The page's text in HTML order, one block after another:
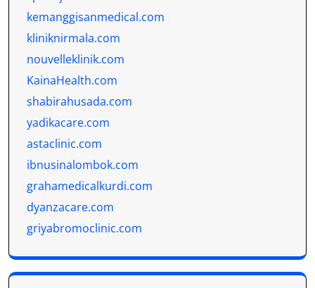
kemanggisanmedical.com
kliniknirmala.com
nouvelleklinik.com
KainaHealth.com
shabirahusada.com
yadikacare.com
astaclinic.com
ibnusinalombok.com
grahamedicalkurdi.com
dyanzacare.com
griyabromoclinic.com